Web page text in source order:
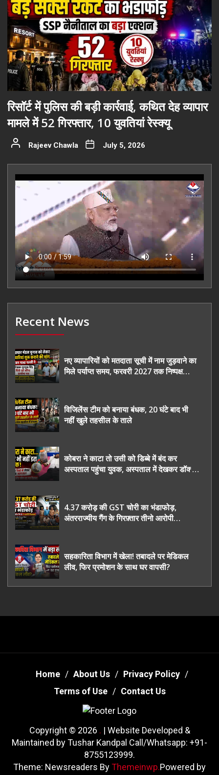
रिसॉर्ट में पुलिस की बड़ी कार्रवाई, कथित देह व्यापार
मामले में 52 गिरफ्तार, 10 युवतियां रेस्क्यू
Rajeev Chawla July 5, 2026
Recent News
नए व्यापारियों को मतदाता सूची में नाम जुड़वाने का
मिले पर्याप्त समय, फरवरी 2027 तक निष्पक्ष
विजिलेंस टीम को बनाया बंधक, 20 घंटे बाद भी
नहीं खुले तहसील के ताले
कोबरा ने काटा तो उसी को डिब्बे में बंद कर
अस्पताल पहुंचा युवक, अस्पताल में देखकर डॉक्टर
4.37 करोड़ की GST चोरी का भंडाफोड़,
अंतरराज्यीय गैंग के गिरफ़्तार तीनो आरोपी
सहकारिता विभाग में खेला! तबादले पर मेडिकल
लीव, फिर प्रमोशन के साथ घर वापसी?
Home About Us
Privacy Policy
Terms of Use
Contact Us
Copyright © 2026 . | Website Developed &
Maintained by Tushar Kandpal Call/Whatsapp: +91-
8755123999.
Theme: Newsreaders By Themeinwp.Powered by